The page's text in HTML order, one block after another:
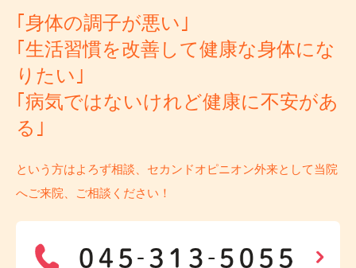
｢身体の調子が悪い｣
｢生活習慣を改善して健康な身体にな
りたい｣
｢病気ではないけれど健康に不安があ
る｣
という方はよろず相談、セカンドオピニオン外来として当院
へご来院、ご相談ください！